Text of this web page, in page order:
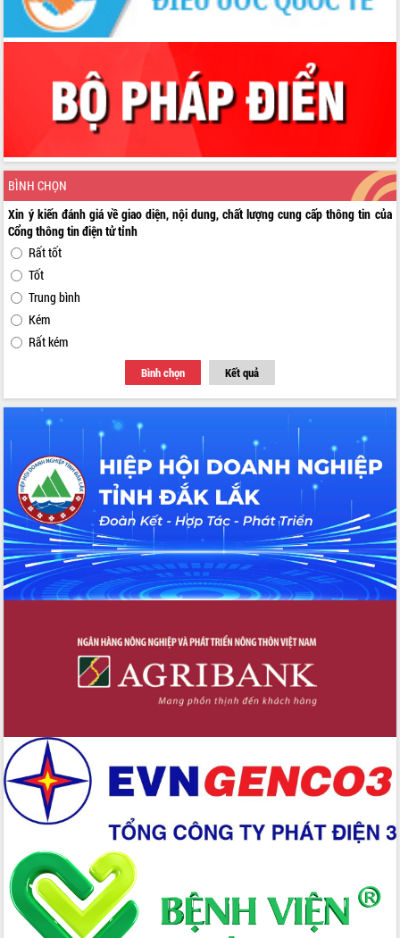
BÌNH CHỌN
Xin ý kiến đánh giá về giao diện, nội dung, chất lượng cung cấp thông tin của
Cổng thông tin điện tử tỉnh
Rất tốt
Tốt
Trung bình
Kém
Rất kém
Bình chọn Kết quả